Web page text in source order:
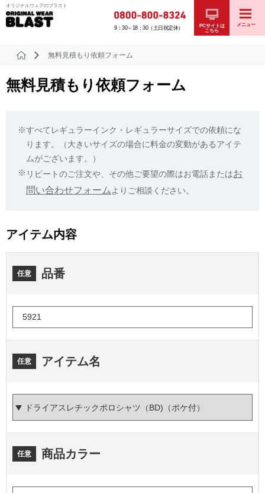
オリジナルウェアのブラスト
9：30～18：30（土日祝定休）
PCサイトは
こちら
メニュー
無料見積もり依頼フォーム
無料見積もり依頼フォーム
※すべてレギュラーインク・レギュラーサイズでの依頼にな
ります。（大きいサイズの場合に料金の変動があるアイテ
ムがございます。）
※ リピートのご注文や、その他ご要望の際はお電話またはお
問い合わせフォーム よりご相談ください。
アイテム内容
任意 品番
任意 アイテム名
任意 商品カラー